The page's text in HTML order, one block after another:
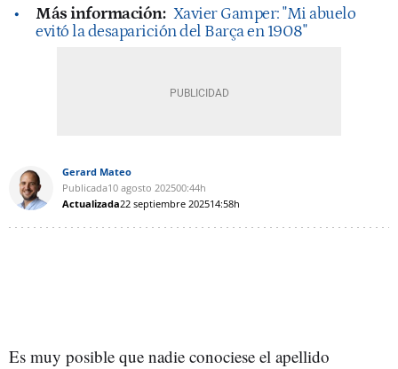
Más información: Xavier Gamper: "Mi abuelo
evitó la desaparición del Barça en 1908"
Gerard Mateo
Publicada10 agosto 202500:44h
Actualizada22 septiembre 202514:58h
Es muy posible que nadie conociese el apellido